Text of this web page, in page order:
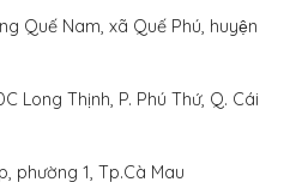
Quế Nam, xã Quế Phú, huyện
Long Thịnh, P. Phú Thứ, Q. Cái
phường 1, Tp.Cà Mau